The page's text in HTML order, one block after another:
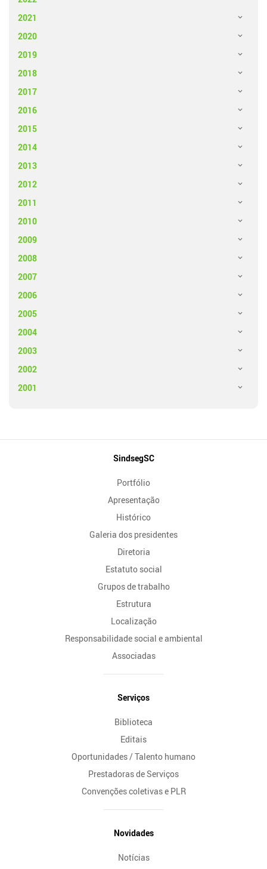
2021
2020
2019
2018
2017
2016
2015
2014
2013
2012
2011
2010
2009
2008
2007
2006
2005
2004
2003
2002
2001
SindsegSC
Portfólio
Apresentação
Histórico
Galeria dos presidentes
Diretoria
Estatuto social
Grupos de trabalho
Estrutura
Localização
Responsabilidade social e ambiental
Associadas
Serviços
Biblioteca
Editais
Oportunidades / Talento humano
Prestadoras de Serviços
Convenções coletivas e PLR
Novidades
Notícias